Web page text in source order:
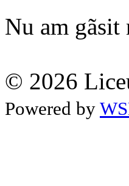
Nu am gãsit
© 2026
Powered by